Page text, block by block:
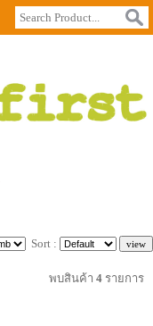
Sort :
พบสินค้า 4 รายการ